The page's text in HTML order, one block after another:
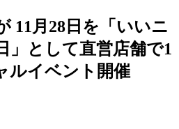
11月28日を「いいニ
」として直営店舗で1
ルイベント開催